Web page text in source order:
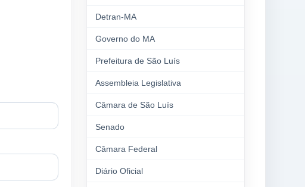
Detran-MA
Governo do MA
Prefeitura de São Luís
Assembleia Legislativa
Câmara de São Luís
Senado
Câmara Federal
Diário Oficial